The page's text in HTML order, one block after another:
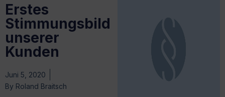
Erstes
Stimmungsbild
unserer
Kunden
Juni 5, 2020
By Roland Braitsch